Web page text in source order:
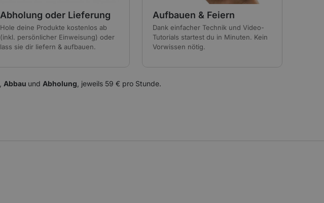
Abholung oder Lieferung
Hole deine Produkte kostenlos ab
(inkl. persönlicher Einweisung) oder
lass sie dir liefern & aufbauen.
Aufbauen & Feiern
Dank einfacher Technik und Video-
Tutorials startest du in Minuten. Kein
Vorwissen nötig.
Abbau und Abholung , jeweils 59 € pro Stunde.